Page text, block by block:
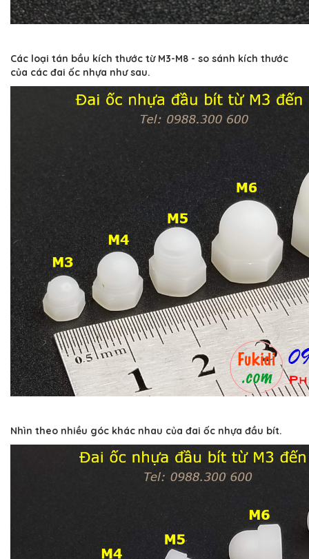
Các loại tán bầu kích thước từ M3-M8 - so sánh kích thước
của các đai ốc nhựa như sau.
Nhìn theo nhiều góc khác nhau của đai ốc nhựa đầu bít.